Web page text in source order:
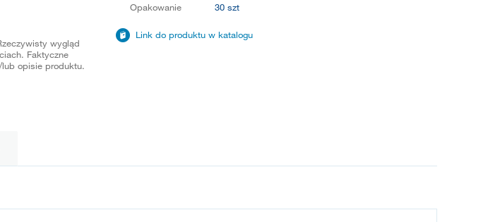
wygląd
Faktyczne
opisie produktu.
Opakowanie
30 szt
Link do produktu w katalogu